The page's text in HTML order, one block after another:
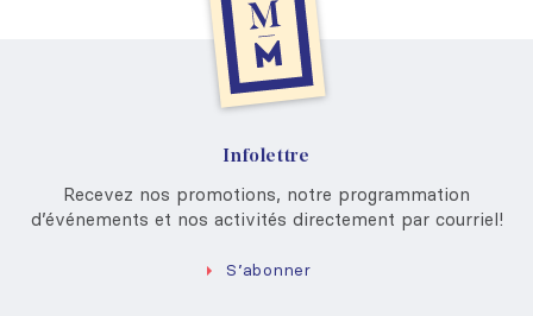
Infolettre
Recevez nos promotions, notre programmation
d’événements et nos activités directement par courriel!
S’abonner